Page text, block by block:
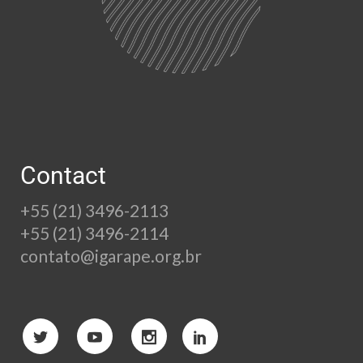
Contact
+55 (21) 3496-2113
+55 (21) 3496-2114
contato@igarape.org.br